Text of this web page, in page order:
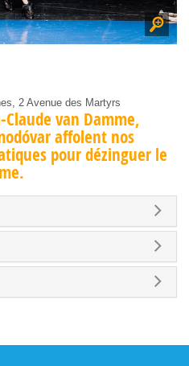
2 Avenue des Martyrs
van Damme,
affolent nos
pour dézinguer le